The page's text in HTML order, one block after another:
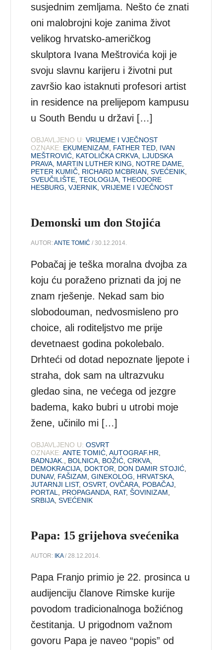
susjednim zemljama. Nešto će znati
oni malobrojni koje zanima život
velikog hrvatsko-američkog
skulptora Ivana Meštrovića koji je
svoju slavnu karijeru i životni put
završio kao istaknuti profesori artist
in residence na prelijepom kampusu
u South Bendu u državi […]
OBJAVLJENO U: VRIJEME I VJEČNOST
OZNAKE: EKUMENIZAM FATHER TED IVAN
MEŠTROVIĆ KATOLIČKA CRKVA LJUDSKA
PRAVA MARTIN LUTHER KING NOTRE DAME
PETER KUMIČ RICHARD MCBRIAN ,SVEĆENIK
SVEUČILIŠTE ,TEOLOGIJA ,THEODORE
HESBURG ,VJERNIK ,VRIJEME I VJEČNOST
Demonski um don Stojića
AUTOR:ANTE TOMIĆ / 30.12.2014.
Pobačaj je teška moralna dvojba za
koju ću poraženo priznati da joj ne
znam rješenje. Nekad sam bio
slobodouman, nedvosmisleno pro
choice, ali roditeljstvo me prije
devetnaest godina pokolebalo.
Drhteći od dotad nepoznate ljepote i
straha, dok sam na ultrazvuku
gledao sina, ne većega od jezgre
badema, kako bubri u utrobi moje
žene, učinilo mi […]
OBJAVLJENO U: OSVRT
OZNAKE: ANTE TOMIĆ ,AUTOGRAF.HR
BADNJAK.
BOLNICA BOŽIĆ ,CRKVA
DEMOKRACIJA DOKTOR DON DAMIR STOJIĆ
DUNAV, FAŠIZAM ,GINEKOLOG HRVATSKA
JUTARNJI LIST,OSVRT,OVČARA POBAČAJ
PORTAL
PROPAGANDA RAT,ŠOVINIZAM
SRBIJA ,SVEĆENIK
Papa: 15 grijehova svećenika
AUTOR: IKA/ 28.12.2014.
Papa Franjo primio je 22. prosinca u
audijenciju članove Rimske kurije
povodom tradicionalnoga božićnog
čestitanja. U prigodnom važnom
govoru Papa je naveo “popis” od